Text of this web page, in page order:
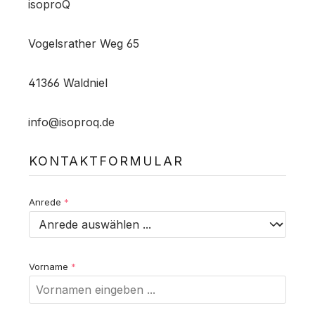
isoproQ
Vogelsrather Weg 65
41366 Waldniel
info@isoproq.de
KONTAKTFORMULAR
Anrede *
Vorname *